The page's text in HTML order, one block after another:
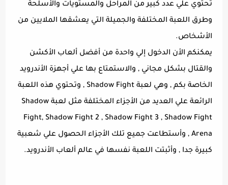
تحتوي علي عدد كبير من المراحل والمستويات والأسلحة
وطرق اللعبة المختلفة والجميلة التي يعشقها الملايين من
الأشخاص.
يمكنكم الأن الدخول إلي واحدة من أفضل ألعاب الأكشن
والقتال بشكل مجاني , والاستمتاع بها علي أجهزة الأندرويد
الخاصة بكم , وهي لعبة Shadow Fight , وتحتوي هذه اللعبة
الرائعة علي العديد من الأجزاء المختلفة مثل لعبة Shadow
Fight, Shadow Fight 2 , Shadow Fight 3 , Shadow Fight
Arena , وأستطاعت جميع تلك الأجزاء الحصول علي شعبية
كبيرة جدا , وأثبتت اللعبة نفسها في عالم ألعاب الأندرويد.